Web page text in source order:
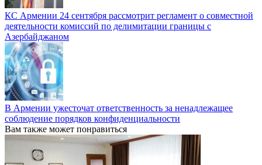
КС Армении 24 сентября рассмотрит регламент о совместной
деятельности комиссий по делимитации границы с
Азербайджаном
В Армении ужесточат ответственность за ненадлежащее
соблюдение порядков конфиденциальности
Вам также может понравиться